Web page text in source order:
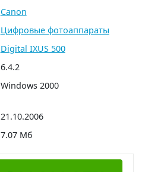
Canon
Цифровые фотоаппараты
Digital IXUS 500
6.4.2
Windows 2000
21.10.2006
7.07 Мб